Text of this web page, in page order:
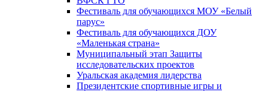
Фестиваль для обучающихся МОУ «Белый
парус»
Фестиваль для обучающихся ДОУ
«Маленькая страна»
Муниципальный этап Защиты
исследовательских проектов
Уральская академия лидерства
Президентские спортивные игры и